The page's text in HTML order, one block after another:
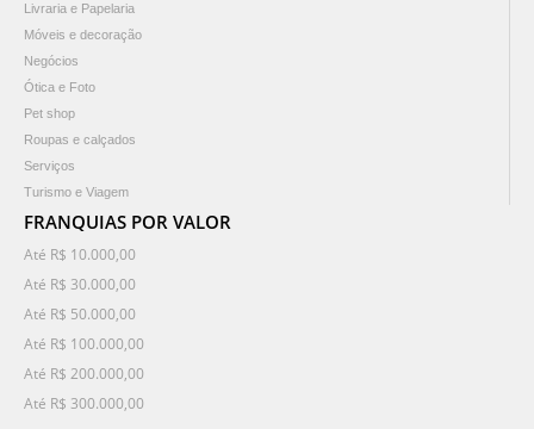
Livraria e Papelaria
Móveis e decoração
Negócios
Ótica e Foto
Pet shop
Roupas e calçados
Serviços
Turismo e Viagem
FRANQUIAS POR VALOR
Até R$ 10.000,00
Até R$ 30.000,00
Até R$ 50.000,00
Até R$ 100.000,00
Até R$ 200.000,00
Até R$ 300.000,00